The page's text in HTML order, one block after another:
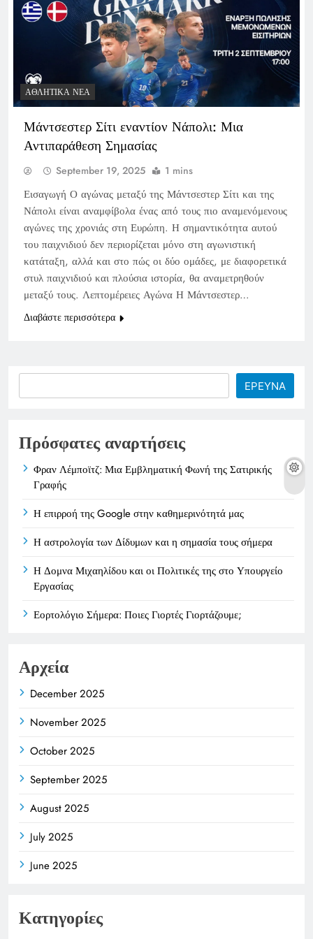
ΑΘΛΗΤΙΚΆ ΝΈΑ
Μάντσεστερ Σίτι εναντίον Νάπολι: Μια
Αντιπαράθεση Σημασίας
September 19, 2025 1 mins
Εισαγωγή Ο αγώνας μεταξύ της Μάντσεστερ Σίτι και της
Νάπολι είναι αναμφίβολα ένας από τους πιο αναμενόμενους
αγώνες της χρονιάς στη Ευρώπη. Η σημαντικότητα αυτού
του παιχνιδιού δεν περιορίζεται μόνο στη αγωνιστική
κατάταξη, αλλά και στο πώς οι δύο ομάδες, με διαφορετικά
στυλ παιχνιδιού και πλούσια ιστορία, θα αναμετρηθούν
μεταξύ τους. Λεπτομέρειες Αγώνα Η Μάντσεστερ…
Διαβάστε περισσότερα
ΕΡΕΥΝΑ
Πρόσφατες αναρτήσεις
Φραν Λέμποϊτζ: Μια Εμβληματική Φωνή της Σατιρικής
Γραφής
Η επιρροή της Google στην καθημερινότητά μας
Η αστρολογία των Δίδυμων και η σημασία τους σήμερα
Η Δομνα Μιχαηλίδου και οι Πολιτικές της στο Υπουργείο
Εργασίας
Εορτολόγιο Σήμερα: Ποιες Γιορτές Γιορτάζουμε;
Αρχεία
December 2025
November 2025
October 2025
September 2025
August 2025
July 2025
June 2025
Κατηγορίες